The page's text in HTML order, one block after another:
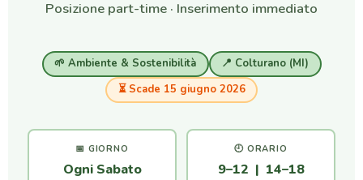
Posizione part-time · Inserimento immediato
🌱 Ambiente & Sostenibilità
📍 Colturano (MI)
⏳ Scade 15 giugno 2026
📅 GIORNO
Ogni Sabato
🕘 ORARIO
9–12 | 14–18